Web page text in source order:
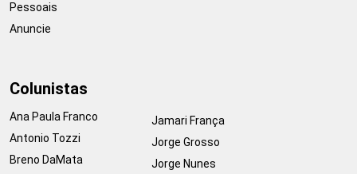
Pessoais
Anuncie
Colunistas
Ana Paula Franco
Antonio Tozzi
Breno DaMata
Jamari França
Jorge Grosso
Jorge Nunes